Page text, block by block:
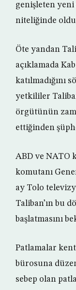
genişleten yeni
niteliğinde
Öte yandan
açıklamada
katılmadığını
yetkililer
örgütünün
ettiğinden
ABD ve NATO
komutanı
ay Tolo
Taliban’ın bu
başlatmasını
Patlamalar
bürosuna
sebep olan